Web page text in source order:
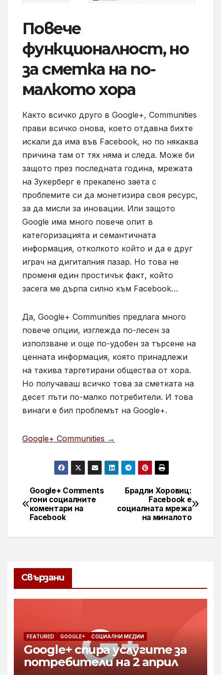
Повече
функционалност, но
за сметка на по-
малкото хора
Както всичко друго в Google+, Communities
прави всичко онова, което отдавна бихте
искали да има във Facebook, но по някаква
причина там от тях няма и следа. Може би
защото през последната година, мрежата
на Зукерберг е прекалено заета с
проблемите си да монетизира своя ресурс,
за да мисли за иновации. Или защото
Google има много повече опит в
категоризацията и семантичната
информация, отколкото който и да е друг
играч на дигиталния пазар. Но това не
променя един простичък факт, който
засега ме дърпа силно към Facebook…
Да, Google+ Communities предлага много
повече опции, изглежда по-лесен за
използване и още по-удобен за търсене на
ценната информация, която принадлежи
на такива таргетирани общества от хора.
Но получаваш всичко това за сметката на
десет пъти по-малко потребители. И това
винаги е бил проблемът на Google+.
Google+ Communities →
Навигация
Брадли Хоровиц:
Facebook е
социалната мрежа
на миналото
Google+ Comments
гони социалните
коментари на
Facebook
Свързани
FEATURED GOOGLE+ СОЦИАЛНИ МЕДИИ
Google+ спира услугите за
потребители на 2 април